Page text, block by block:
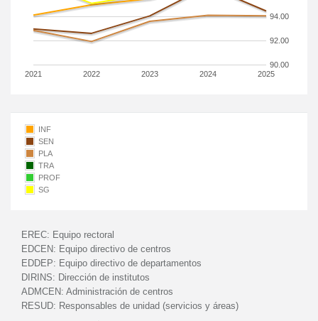
2021 2022 2023 2024 2025
90.00
92.00
94.00
INF
SEN
PLA
TRA
PROF
SG
EREC: Equipo rectoral
EDCEN: Equipo directivo de centros
EDDEP: Equipo directivo de departamentos
DIRINS: Dirección de institutos
ADMCEN: Administración de centros
RESUD: Responsables de unidad (servicios y áreas)